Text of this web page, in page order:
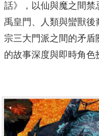
話》，以仙與魔之間
禹皇門、人類與蠻獸
宗三大門派之間的矛
的故事深度與即時角色